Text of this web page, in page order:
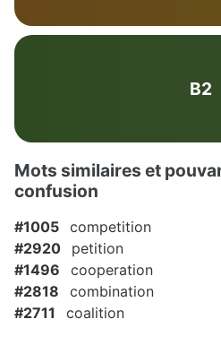
B2
Mots similaires et
confusion
#1005 competition
#2920
petition
#1496
cooperation
#2818
combination
#2711
coalition